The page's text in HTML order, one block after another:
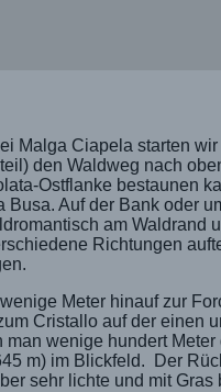
Malga Ciapela starten
den Waldweg nach
Ostflanke bestaunen
Busa. Auf der Bank oder
am
Richtungen
Meter hinauf zur
Cristallo auf der einen
wenige hundert
m) im Blickfeld. Der
sehr lichte und mit